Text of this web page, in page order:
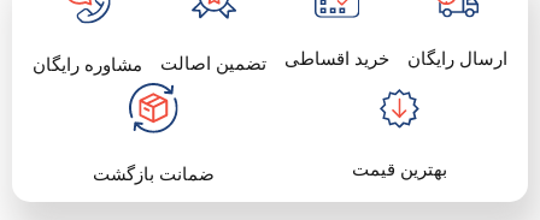
ارسال رایگان خرید اقساطی تضمین اصالت مشاوره رایگان
بهترین قیمت ضمانت بازگشت